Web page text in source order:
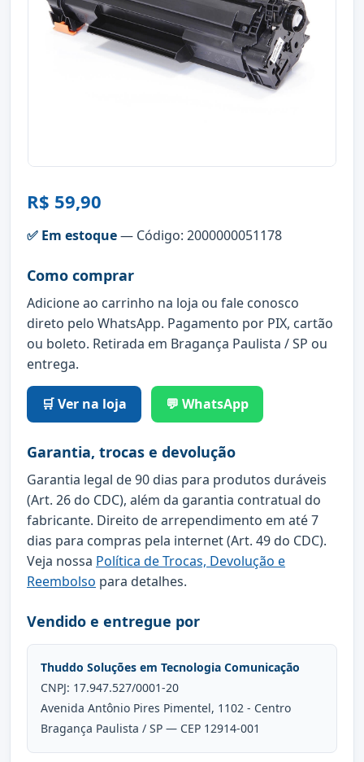
R$ 59,90
✅ Em estoque— Código: 2000000051178
Como comprar
Adicione ao carrinho na loja ou fale conosco
direto pelo WhatsApp. Pagamento por PIX, cartão
ou boleto. Retirada em Bragança Paulista / SP ou
entrega.
🛒 Ver na loja 💬 WhatsApp
Garantia, trocas e devolução
Garantia legal de 90 dias para produtos duráveis
(Art. 26 do CDC), além da garantia contratual do
fabricante. Direito de arrependimento em até 7
dias para compras pela internet (Art. 49 do CDC).
Veja nossa Política de Trocas, Devolução e
Reembolso para detalhes.
Vendido e entregue por
Thuddo Soluções em Tecnologia Comunicação
CNPJ: 17.947.527/0001-20
Avenida Antônio Pires Pimentel, 1102 - Centro
Bragança Paulista / SP — CEP 12914-001